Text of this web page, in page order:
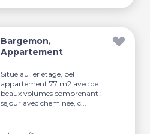
Bargemon,
Appartement
Situé au 1er étage, bel
appartement 77 m2 avec de
beaux volumes comprenant :
séjour avec cheminée, c...